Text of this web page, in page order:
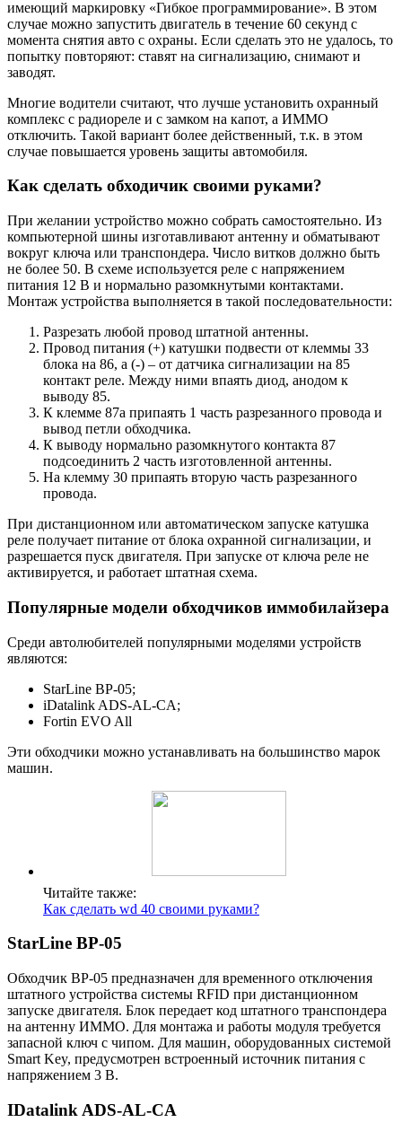
имеющий маркировку «Гибкое программирование». В этом
случае можно запустить двигатель в течение 60 секунд с
момента снятия авто с охраны. Если сделать это не удалось, то
попытку повторяют: ставят на сигнализацию, снимают и
заводят.
Многие водители считают, что лучше установить охранный
комплекс с радиореле и с замком на капот, а ИММО
отключить. Такой вариант более действенный, т.к. в этом
случае повышается уровень защиты автомобиля.
Как сделать обходичик своими руками?
При желании устройство можно собрать самостоятельно. Из
компьютерной шины изготавливают антенну и обматывают
вокруг ключа или транспондера. Число витков должно быть
не более 50. В схеме используется реле с напряжением
питания 12 В и нормально разомкнутыми контактами.
Монтаж устройства выполняется в такой последовательности:
Разрезать любой провод штатной антенны.
Провод питания (+) катушки подвести от клеммы 33
блока на 86, а (-) – от датчика сигнализации на 85
контакт реле. Между ними впаять диод, анодом к
выводу 85.
К клемме 87а припаять 1 часть разрезанного провода и
вывод петли обходчика.
К выводу нормально разомкнутого контакта 87
подсоединить 2 часть изготовленной антенны.
На клемму 30 припаять вторую часть разрезанного
провода.
При дистанционном или автоматическом запуске катушка
реле получает питание от блока охранной сигнализации, и
разрешается пуск двигателя. При запуске от ключа реле не
активируется, и работает штатная схема.
Популярные модели обходчиков иммобилайзера
Среди автолюбителей популярными моделями устройств
являются:
StarLine BP-05;
iDatalink ADS-AL-CA;
Fortin EVO All
Эти обходчики можно устанавливать на большинство марок
машин.
Читайте также:
Как сделать wd 40 своими руками?
StarLine BP-05
Обходчик ВР-05 предназначен для временного отключения
штатного устройства системы RFID при дистанционном
запуске двигателя. Блок передает код штатного транспондера
на антенну ИММО. Для монтажа и работы модуля требуется
запасной ключ с чипом. Для машин, оборудованных системой
Smart Key, предусмотрен встроенный источник питания с
напряжением 3 В.
IDatalink ADS-AL-CA